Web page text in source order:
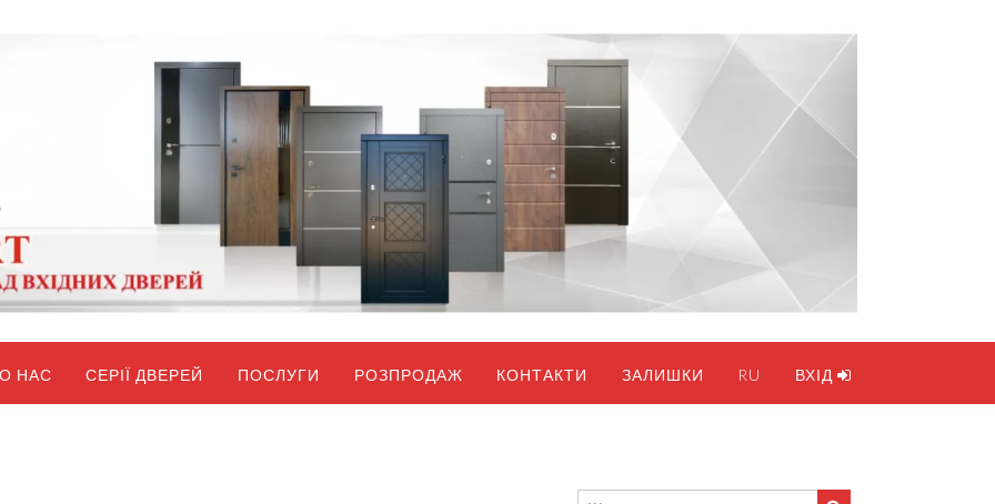
НАС СЕРІЇ ДВЕРЕЙ ПОСЛУГИ РОЗПРОДАЖ КОНТАКТИ ЗАЛИШКИ RU ВХІД